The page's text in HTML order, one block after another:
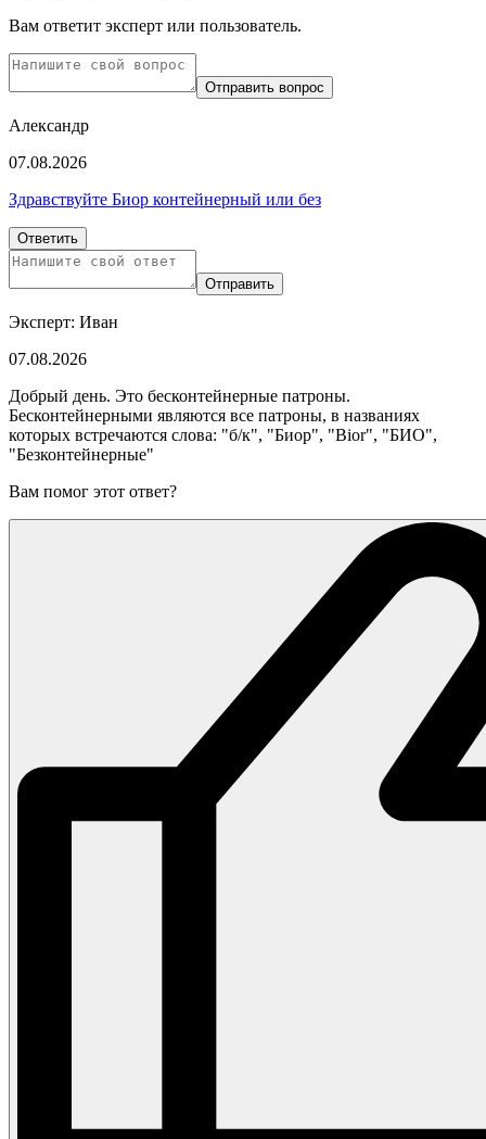
Вам ответит эксперт или пользователь.
Отправить вопрос
Александр
07.08.2026
Здравствуйте Биор контейнерный или без
Ответить
Отправить
Эксперт: Иван
07.08.2026
Добрый день. Это бесконтейнерные патроны.
Бесконтейнерными являются все патроны, в названиях
которых встречаются слова: "б/к", "Биор", "Bior", "БИО",
"Безконтейнерные"
Вам помог этот ответ?